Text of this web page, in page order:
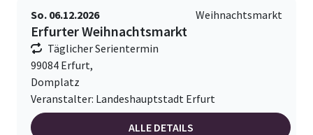
So. 06.12.2026 Weihnachtsmarkt
Erfurter Weihnachtsmarkt
Täglicher Serientermin
99084 Erfurt,
Domplatz
Veranstalter: Landeshauptstadt Erfurt
ALLE DETAILS